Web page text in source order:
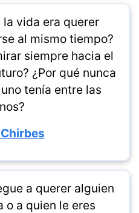
la vida era querer
al mismo tiempo?
siempre hacia el
¿Por qué nunca
tenía entre las
a querer alguien
o a quien le eres